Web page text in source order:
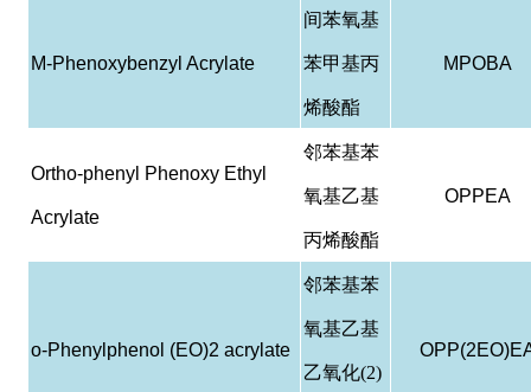
M-Phenoxybenzyl Acrylate
间苯氧基
苯甲基丙
烯酸酯
MPOBA
Ortho-phenyl Phenoxy Ethyl
Acrylate
邻苯基苯
氧基乙基
丙烯酸酯
OPPEA
o-Phenylphenol (EO)2 acrylate
邻苯基苯
氧基乙基
乙氧化(2)